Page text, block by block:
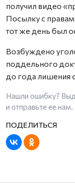
получил видео
Посылку с
тот же день был
Возбуждено
поддельного
до года лишения
Нашли ошибку?
и отправьте ее нам.